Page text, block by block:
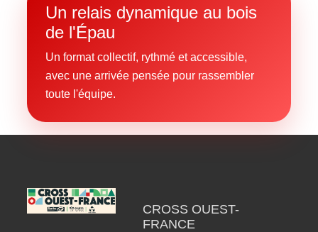
Un relais dynamique au bois
de l'Épau
Un format collectif, rythmé et accessible,
avec une arrivée pensée pour rassembler
toute l'équipe.
CROSS OUEST-
FRANCE